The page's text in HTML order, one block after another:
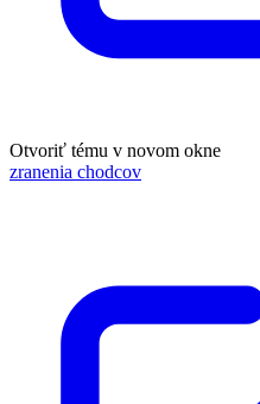
Otvoriť tému v novom okne
zranenia chodcov